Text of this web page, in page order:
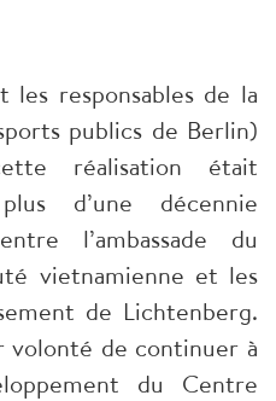
les responsables de la
publics de Berlin)
réalisation était
d’une décennie
l’ambassade du
vietnamienne et les
de Lichtenberg.
volonté de continuer à
du Centre